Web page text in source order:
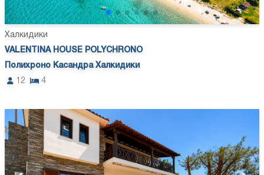
Халкидики
VALENTINA HOUSE POLYCHRONO
Полихроно Касандра Халкидики
12
4